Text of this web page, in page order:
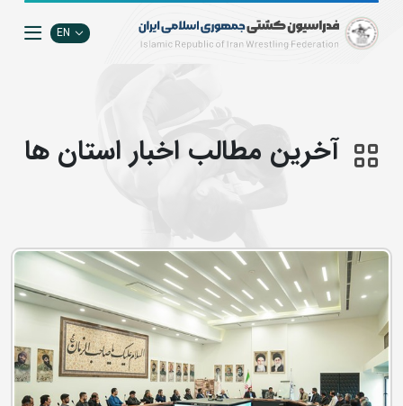
EN
آخرین مطالب اخبار استان ها